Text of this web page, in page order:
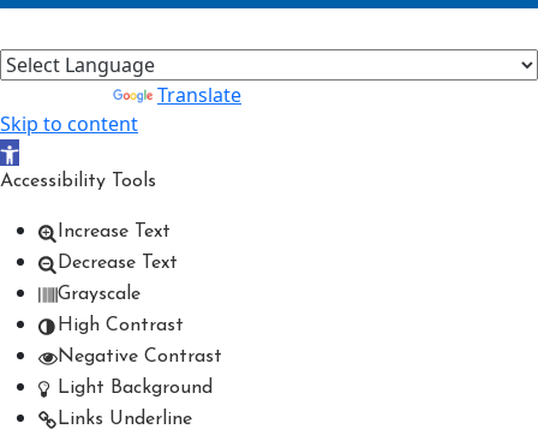
Translate
Skip to content
Open toolbar
Accessibility Tools
Increase Text
Decrease Text
Grayscale
High Contrast
Negative Contrast
Light Background
Links Underline